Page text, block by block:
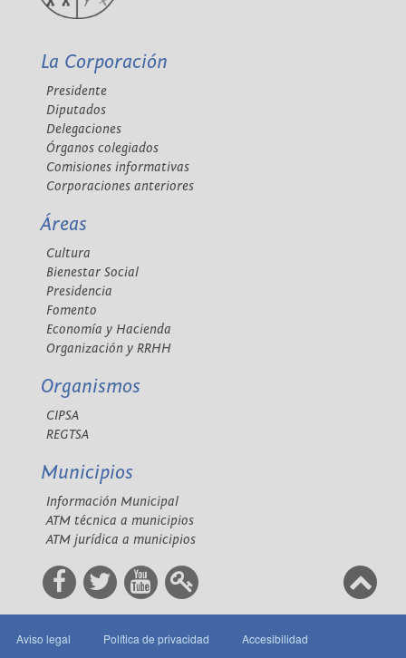
La Corporación
Presidente
Diputados
Delegaciones
Órganos colegiados
Comisiones informativas
Corporaciones anteriores
Áreas
Cultura
Bienestar Social
Presidencia
Fomento
Economía y Hacienda
Organización y RRHH
Organismos
CIPSA
REGTSA
Municipios
Información Municipal
ATM técnica a municipios
ATM jurídica a municipios
Aviso legal Política de privacidad Accesibilidad